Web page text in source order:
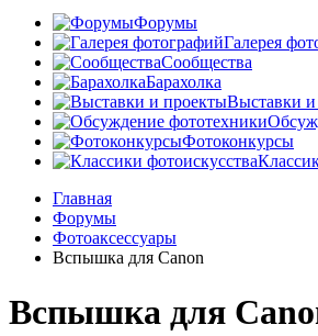
Форумы
Галерея
Сообщества
Барахолка
Выставки
Фотоконкурсы
Главная
Форумы
Фотоаксессуары
Вспышка для Canon
Вспышка для